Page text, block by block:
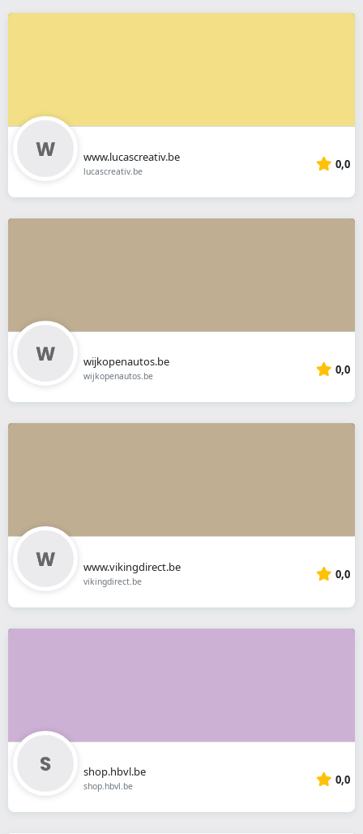
www.lucascreativ.be
lucascreativ.be 0,0
wijkopenautos.be
wijkopenautos.be 0,0
www.vikingdirect.be
vikingdirect.be 0,0
shop.hbvl.be
shop.hbvl.be 0,0